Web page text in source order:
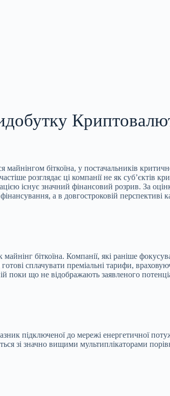
біткоїна, у постачальників
розглядає ці компанії не як суб’єктів
існує значний фінансовий розрив. За
а в довгостроковій перспективі
біткоїна. Компанії, які раніше
сплачувати преміальні тарифи,
поки що не відображають заявленого
підключеної до мережі енергетичної
зі значно вищими мультиплікаторами